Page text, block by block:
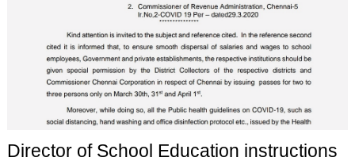
Director of School Education instructions